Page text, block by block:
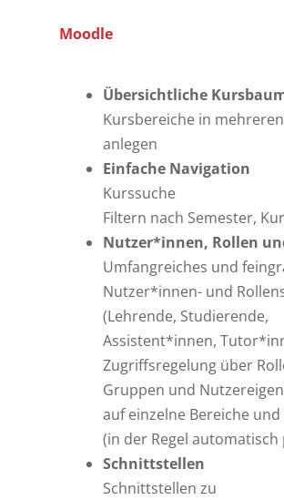
Moodle
Übersichtliche
Kursbereiche in
anlegen
Einfache Navigation
Kurssuche
Filtern nach Semester,
Nutzer*innen, Rollen
Umfangreiches und
Nutzer*innen- und
(Lehrende, Studierende,
Assistent*innen,
Zugriffsregelung über
Gruppen und
auf einzelne Bereiche
(in der Regel automatisch
Schnittstellen
Schnittstellen zu